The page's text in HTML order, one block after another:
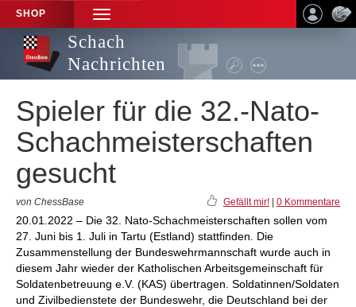
SHOP
TOGGLE
NAVIGATION
Schach
Nachrichten
Spieler für die 32.-Nato-
Schachmeisterschaften
gesucht
von ChessBase Gefällt mir! 0 Kommentare
20.01.2022 – Die 32. Nato-Schachmeisterschaften sollen vom
27. Juni bis 1. Juli in Tartu (Estland) stattfinden. Die
Zusammenstellung der Bundeswehrmannschaft wurde auch in
diesem Jahr wieder der Katholischen Arbeitsgemeinschaft für
Soldatenbetreuung e.V. (KAS) übertragen. Soldatinnen/Soldaten
und Zivilbedienstete der Bundeswehr, die Deutschland bei der